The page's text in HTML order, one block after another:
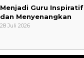
Menjadi Guru Inspiratif
dan Menyenangkan
28 Juli 2026Suri Lantik
Pramuka
Tegaskan …